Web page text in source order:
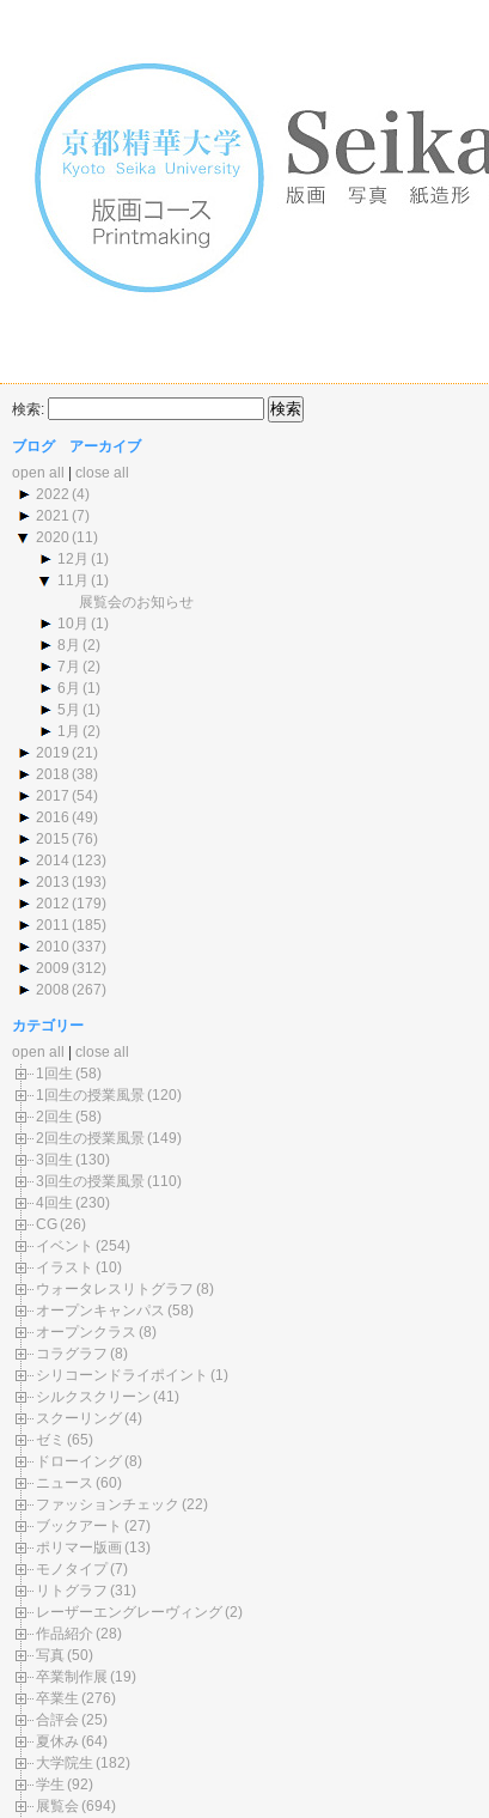
検索:
ブログ アーカイブ
open all
close all
2022 (4)
2021 (7)
2020 (11)
12月 (1)
11月 (1)
展覧会のお知らせ
10月 (1)
8月 (2)
7月 (2)
6月 (1)
5月 (1)
1月 (2)
2019 (21)
2018 (38)
2017 (54)
2016 (49)
2015 (76)
2014 (123)
2013 (193)
2012 (179)
2011 (185)
2010 (337)
2009 (312)
2008 (267)
カテゴリー
open all
close all
1回生 (58)
1回生の授業風景 (120)
2回生 (58)
2回生の授業風景 (149)
3回生 (130)
3回生の授業風景 (110)
4回生 (230)
CG (26)
イベント (254)
イラスト (10)
ウォータレスリトグラフ (8)
オープンキャンパス (58)
オープンクラス (8)
コラグラフ (8)
シリコーンドライポイント (1)
シルクスクリーン (41)
スクーリング (4)
ゼミ (65)
ドローイング (8)
ニュース (60)
ファッションチェック (22)
ブックアート (27)
ポリマー版画 (13)
モノタイプ (7)
リトグラフ (31)
レーザーエングレーヴィング (2)
作品紹介 (28)
写真 (50)
卒業制作展 (19)
卒業生 (276)
合評会 (25)
夏休み (64)
大学院生 (182)
学生 (92)
展覧会 (694)